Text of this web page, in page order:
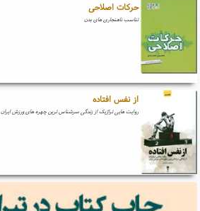
حرکات اصلاحی
تناسب ناهنجاری های بدن
از نفس افتاده
روایت هایی تراژیک از زندگی سرشناس ترین چهره های ورزش ایران